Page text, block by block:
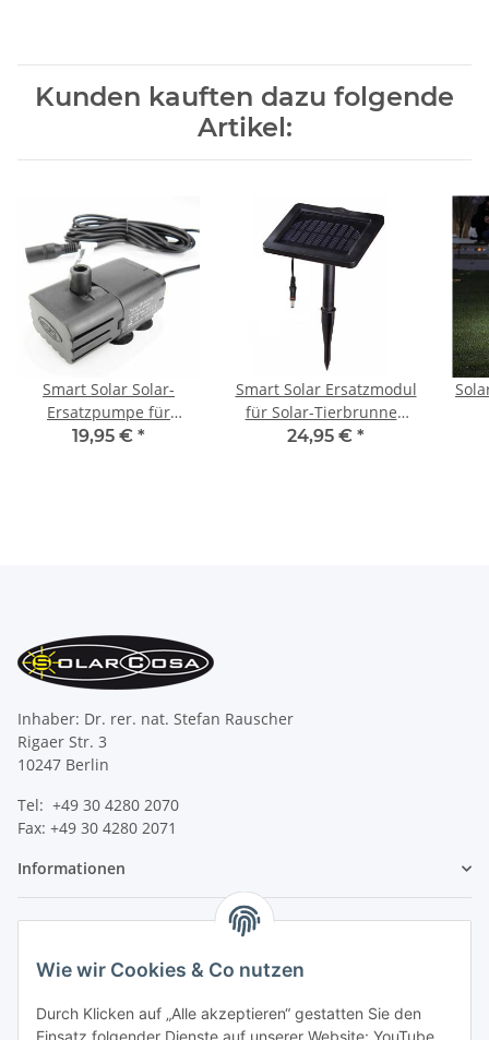
Wie wir Cookies & Co nutzen
Durch Klicken auf „Alle akzeptieren“ gestatten Sie den
Kunden kauften dazu folgende
Artikel:
Smart Solar Solar-
Ersatzpumpe für
Gartenbrunnen SP-
19,95 € *
Smart Solar Ersatzmodul
für Solar-Tierbrunnen
SC0W8S
24,95 € *
Inhaber: Dr. rer. nat. Stefan Rauscher
Rigaer Str. 3
10247 Berlin
Tel: +49 30 4280 2070
Fax: +49 30 4280 2071
Informationen
Gesetzliche Informationen